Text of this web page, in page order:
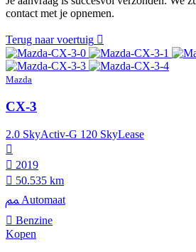
contact met je opnemen.
Terug naar voertuig
Mazda
CX-3
2.0 SkyActiv-G 120 SkyLease
2019
50.535 km
Automaat
Benzine
Kopen